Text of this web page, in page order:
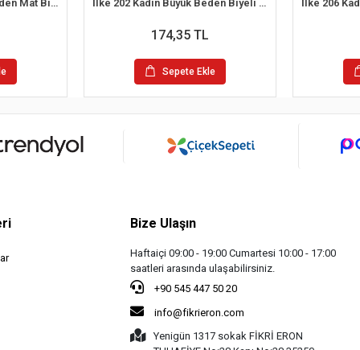
İlke 201 Kadın Büyük Beden Mat Biyeli İp Askılı Atlet Beyaz 2XL / 46 İlke 202 Kadın Büyük Beden Biyeli Geniş Askılı Atlet 3XL / 48
174,35 TL
Sepete Ekle
Bize Ulaşın
Haftaiçi 09:00 - 19:00 Cumartesi 10:00 - 17:00
saatleri arasında ulaşabilirsiniz.
+90 545 447 50 20
info@fikrieron.com
Yenigün 1317 sokak FİKRİ ERON